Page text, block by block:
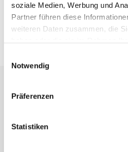
soziale Medien, Werbung und
Partner führen diese
weiteren Daten zusammen, die
Notwendig
Präferenzen
Statistiken
Aussen Durchmesser (mm)
Breite (mm)
Erhalten Sie